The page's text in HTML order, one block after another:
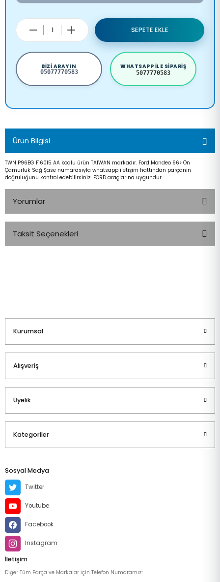
SEPETE EKLE
BIZI ARAYIN
05077770583
WHATSAPP ILE SIPARIŞ
5077770583
Ürün Bilgisi
TWN P96BG F16015 AA kodlu ürün TAIWAN markadır. Ford Mondeo 96> Ön
Çamurluk Sağ Şase numarasıyla whatsapp iletişim hattından parçanın
doğruluğunu kontrol edebilirsiniz. FORD araçlarına uygundur.
Yorumlar
Taksit Seçenekleri
Kurumsal
Alışveriş
Üyelik
Kategoriler
Sosyal Medya
Twitter
Youtube
Facebook
Instagram
İletişim
Diğer Tüm Parça ve Markalar İçin Telefon Numaramız: